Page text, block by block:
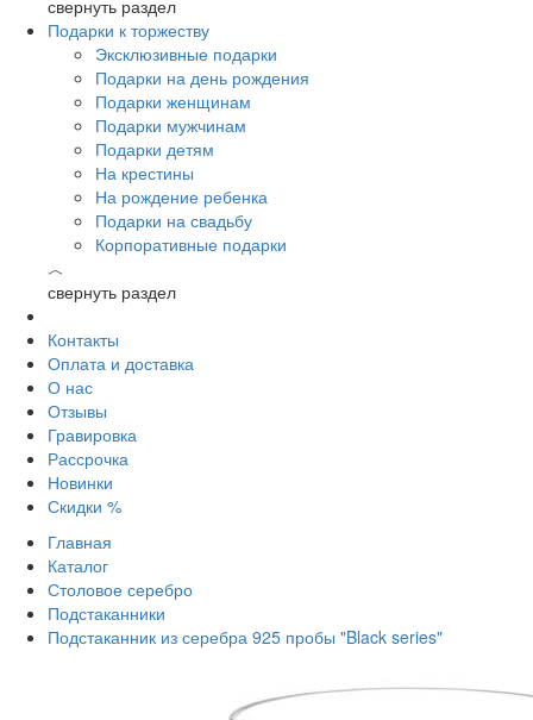
свернуть раздел
Подарки к торжеству
Эксклюзивные подарки
Подарки на день рождения
Подарки женщинам
Подарки мужчинам
Подарки детям
На крестины
На рождение ребенка
Подарки на свадьбу
Корпоративные подарки
︿
свернуть раздел
Контакты
Оплата и доставка
О нас
Отзывы
Гравировка
Рассрочка
Новинки
Скидки %
Главная
Каталог
Столовое серебро
Подстаканники
Подстаканник из серебра 925 пробы "Black series"